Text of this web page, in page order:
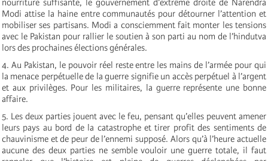
nourriture suffisante, le gouvernement d’extrême droite de Narendra
Modi attise la haine entre communautés pour détourner l’attention et
mobiliser ses partisans. Modi a consciemment fait monter les tensions
avec le Pakistan pour rallier le soutien à son parti au nom de l’hindutva
lors des prochaines élections générales.
4. Au Pakistan, le pouvoir réel reste entre les mains de l’armée pour qui
la menace perpétuelle de la guerre signifie un accès perpétuel à l’argent
et aux privilèges. Pour les militaires, la guerre représente une bonne
affaire.
5. Les deux parties jouent avec le feu, pensant qu’elles peuvent amener
leurs pays au bord de la catastrophe et tirer profit des sentiments de
chauvinisme et de peur de l’ennemi supposé. Alors qu’à l’heure actuelle
aucune des deux parties ne semble vouloir une guerre totale, il faut